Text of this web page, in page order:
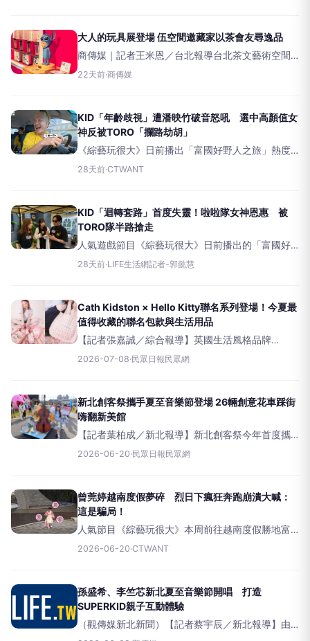
最大試吃體驗平台「
大人的玩具展登場 伍空間邀藏家以茶會友尋逸品
商傳媒｜記者王米恩／台北報導台北茶文藝術空間
「WuSpace伍空間」於暑假期間推出年度主題特展
22天前·商傳媒
KID「年齡歧視」遭潘映竹破音怒吼 選中高顏值女
神反被TORO「攔路劫胡」
《綜藝玩很大》日前播出「富國好野人之旅」熱度
爆棚，在曾莞婷的加持下表現極為亮眼，於6月20日
佑、潘映竹、
28天前·CTWANT
KID「迴轉套路」首度失靈！啦啦隊女神恩惠 被
TORO隊半路搶走
人氣遊戲節目《綜藝玩很大》日前播出的「富國好
野人之旅」熱度爆棚，大夥們在越南富國島展開熱
笑與背叛，笑料百出。本
28天前·LIFE生活網記者-郭懿慧
Cath Kidston × Hello Kitty聯名系列登場！今夏最
值得收藏的聯名包款與生活用品
【記者張嘉誠／綜合報導】英國生活風格品牌
CathKidston攜手全球最受歡迎的Sanrio人氣角色
2026-07-08·民眾日報民眾網
新北創客祭攜手夏至音樂節登場 26輛創意花車踩街
嗨翻新美館
【記者葉柏成／新北報導】新北創客祭今年首度攜
手夏至音樂節，於今〈20日〉、明兩天在新北市美
與音樂盛會
2026-06-20·民眾日報民眾網
曾莞婷越南度假夢碎 烈日下瘋狂奔跑崩潰大喊：
這是騙局！
人氣節目《綜藝玩很大》本周前往越南度假勝地富
國島錄影，一開始安排嘉賓們入住豪華渡假村，舒
來度假的她，下一秒就被發配
2026-06-20·CTWANT
孫盛希、李竺芯新北夏至音樂節開唱 打造
SUPERKID親子互動體驗
（觀傳媒新北新聞）【記者蔡宇辰／新北報導】由